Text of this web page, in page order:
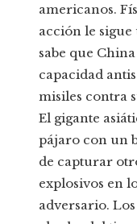
americanos.
acción le sigue
sabe que
capacidad
misiles contra
El gigante
pájaro con un
de capturar
explosivos en
adversario.